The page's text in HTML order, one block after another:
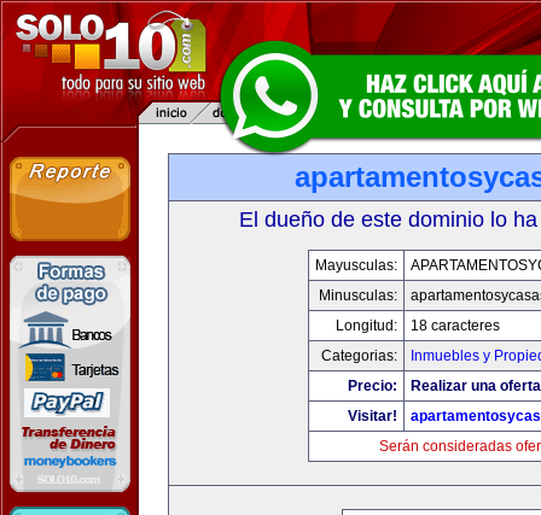
El dueño de este dominio lo
Mayusculas:
Minusculas:
Longitud:
18 caracteres
Categorias:
Inmuebles y
Precio:
Realizar una
Visitar!
Serán consideradas